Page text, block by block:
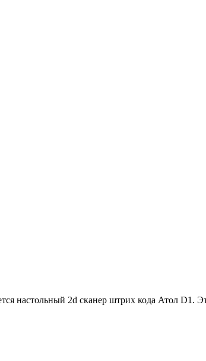
настольный 2d сканер штрих кода Атол D1.